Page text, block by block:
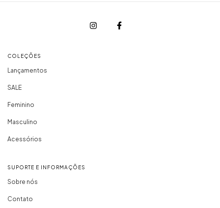
COLEÇÕES
Lançamentos
SALE
Feminino
Masculino
Acessórios
SUPORTE E INFORMAÇÕES
Sobre nós
Contato